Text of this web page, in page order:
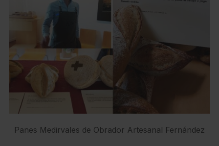
Panes Medirvales de Obrador Artesanal Fernández